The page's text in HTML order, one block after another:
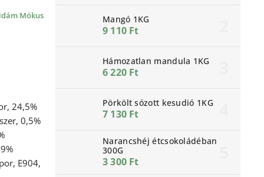
Mangó 1KG
9 110 Ft
Hámozatlan mandula 1KG
6 220 Ft
Pörkölt sózott kesudió 1KG
7 130 Ft
Narancshéj étcsokoládéban
300G
3 300 Ft
Mókus
24,5%
0,5%
E904,